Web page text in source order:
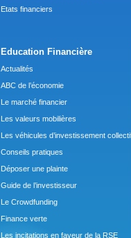
Etats financiers
Education Financière
Actualités
ABC de l’économie
Le marché financier
Les valeurs mobilières
Les véhicules d’investissement
Conseils pratiques
Déposer une plainte
Guide de l’investisseur
Le Crowdfunding
Finance verte
Les incitations en faveur de la RSE